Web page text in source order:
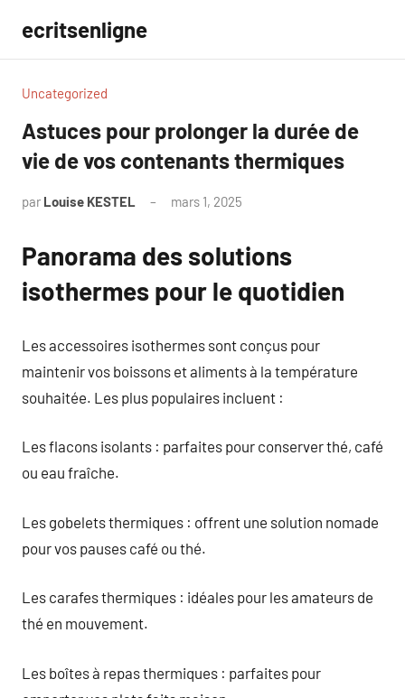
contenu
ecritsenligne
Uncategorized
Astuces pour prolonger la durée de
vie de vos contenants thermiques
par Louise KESTEL mars 1, 2025
Panorama des solutions
isothermes pour le quotidien
Les accessoires isothermes sont conçus pour
maintenir vos boissons et aliments à la température
souhaitée. Les plus populaires incluent :
Les flacons isolants : parfaites pour conserver thé, café
ou eau fraîche.
Les gobelets thermiques : offrent une solution nomade
pour vos pauses café ou thé.
Les carafes thermiques : idéales pour les amateurs de
thé en mouvement.
Les boîtes à repas thermiques : parfaites pour